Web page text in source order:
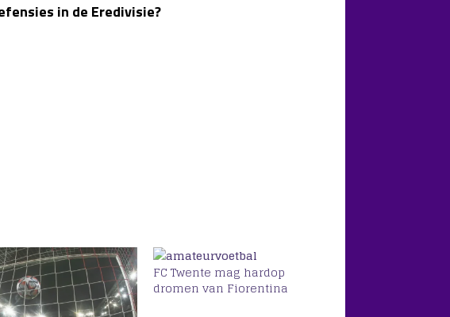
in de Eredivisie?
FC Twente mag hardop
dromen van Fiorentina